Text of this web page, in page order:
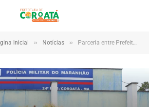
Inicial » Notícias » Parceria entre Prefeitura e forças de segurança reforça fiscalização e educação no trânsito de Coroatá